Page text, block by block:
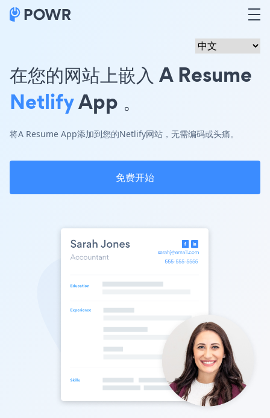
在您的网站上嵌入 A Resume
NetlifyApp 。
将A Resume App添加到您的Netlify网站，无需编码或头痛。
免费开始